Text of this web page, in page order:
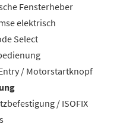
Fensterheber
elektrisch
Select
/ Motorstartknopf
/ ISOFIX